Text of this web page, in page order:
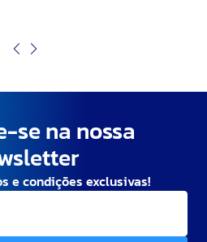
se na nossa
e condições exclusivas!